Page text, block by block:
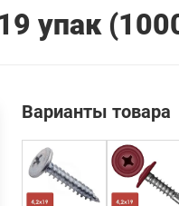
упак
Варианты товара